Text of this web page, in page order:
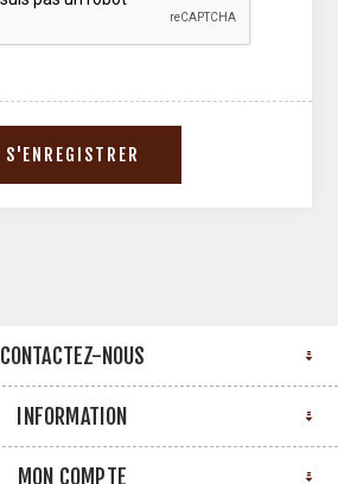
CONTACTEZ-NOUS
INFORMATION
MON COMPTE